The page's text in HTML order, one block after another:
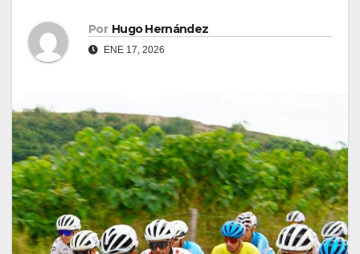
Por Hugo Hernández
ENE 17, 2026